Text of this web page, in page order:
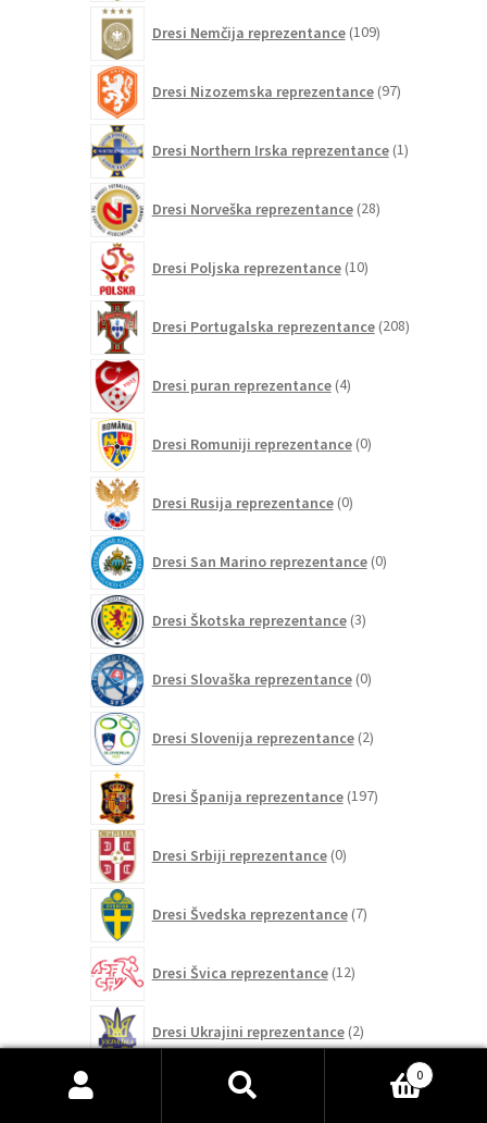
Dresi Nemčija reprezentance 109izdelkov
Dresi Nizozemska reprezentance 97izdelkov
Dresi Northern Irska reprezentance 1izdelek
Dresi Norveška reprezentance 28izdelkov
Dresi Poljska reprezentance 10izdelkov
Dresi Portugalska reprezentance 208izdelkov
Dresi puran reprezentance 4izdelki
Dresi Romuniji reprezentance 0izdelkov
Dresi Rusija reprezentance 0izdelkov
Dresi San Marino reprezentance 0izdelkov
Dresi Škotska reprezentance 3izdelki
Dresi Slovaška reprezentance 0izdelkov
Dresi Slovenija reprezentance 2izdelka
Dresi Španija reprezentance 197izdelkov
Dresi Srbiji reprezentance 0izdelkov
Dresi Švedska reprezentance 7izdelkov
Dresi Švica reprezentance 12izdelkov
Dresi Ukrajini reprezentance 2izdelka
Dresi Urugvaj reprezentance
izdelkov
0